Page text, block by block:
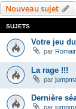
Nouveau sujet
SUJETS
Votre jeu
par
La rage !!!
par
Dernière
par